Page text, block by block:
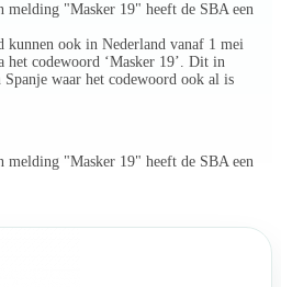
melding "Masker 19" heeft de SBA een
kunnen ook in Nederland vanaf 1 mei
het codewoord ‘Masker 19’. Dit in
waar het codewoord ook al is
melding "Masker 19" heeft de SBA een